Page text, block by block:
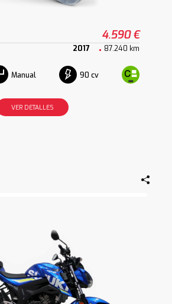
4.590 €
2017 87.240 km
Manual 90 cv
VER DETALLES